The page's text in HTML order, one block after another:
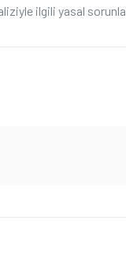
ilgili yasal